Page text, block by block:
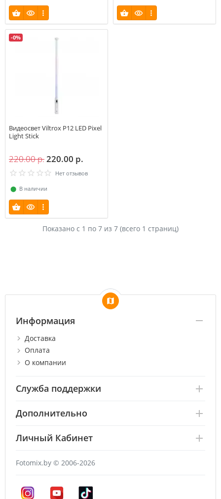
-0%
Видеосвет Viltrox P12 LED Pixel
Light Stick
220.00 р.220.00 р.
Нет отзывов
⬤ В наличии
Показано с 1 по 7 из 7 (всего 1 страниц)
Информация
Доставка
Оплата
О компании
Служба поддержки
Дополнительно
Личный Кабинет
Fotomix.by © 2006-2026